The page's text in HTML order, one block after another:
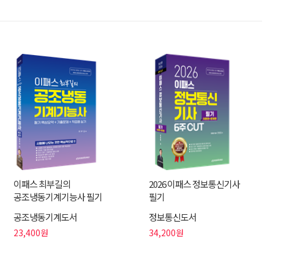
이패스 최부길의
공조냉동기계기능사 필기
공조냉동기계도서
23,400원
2026 이패스 정보통신기사
필기
정보통신도서
34,200원